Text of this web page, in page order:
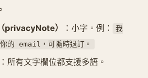
privacyNote）
：小字。例：
我
的 email，可隨時退訂。
：所有文字欄位都支援多語。